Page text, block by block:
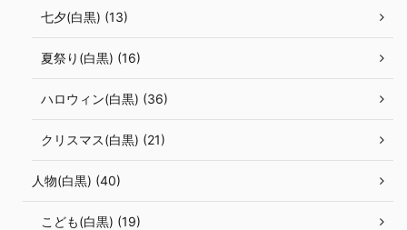
七夕(白黒) (13)
夏祭り(白黒) (16)
ハロウィン(白黒) (36)
クリスマス(白黒) (21)
人物(白黒) (40)
こども(白黒) (19)